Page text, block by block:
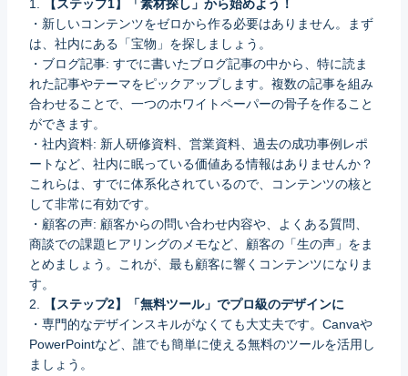
1.
【ステップ1】「素材探し」から始めよう！
・新しいコンテンツをゼロから作る必要はありません。まず
は、社内にある「宝物」を探しましょう。
・ブログ記事: すでに書いたブログ記事の中から、特に読ま
れた記事やテーマをピックアップします。複数の記事を組み
合わせることで、一つのホワイトペーパーの骨子を作ること
ができます。
・社内資料: 新人研修資料、営業資料、過去の成功事例レポ
ートなど、社内に眠っている価値ある情報はありませんか？
これらは、すでに体系化されているので、コンテンツの核と
して非常に有効です。
・顧客の声: 顧客からの問い合わせ内容や、よくある質問、
商談での課題ヒアリングのメモなど、顧客の「生の声」をま
とめましょう。これが、最も顧客に響くコンテンツになりま
す。
2.
【ステップ2】「無料ツール」でプロ級のデザインに
・専門的なデザインスキルがなくても大丈夫です。Canvaや
PowerPointなど、誰でも簡単に使える無料のツールを活用し
ましょう。